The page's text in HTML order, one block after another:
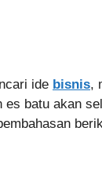
ide bisnis,
es batu akan